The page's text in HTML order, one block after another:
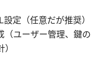
定（任意だが推奨）
（ユーザー管理、鍵の